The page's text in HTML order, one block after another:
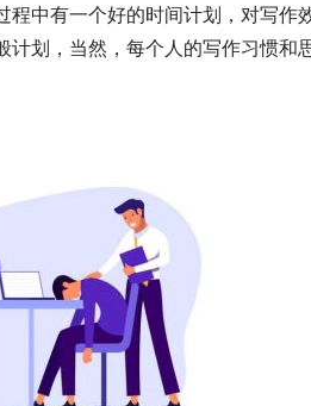
中有一个好的时间计划，对写作
划，当然，每个人的写作习惯和